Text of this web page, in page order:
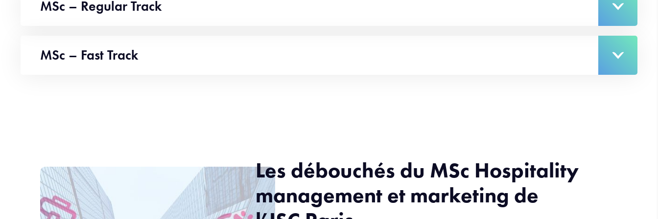
MSc – Regular Track
MSc – Fast Track
Les débouchés du MSc Hospitality
management et marketing de